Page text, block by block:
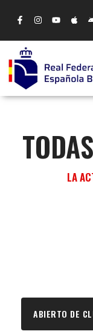
LA
ABIERTO DE